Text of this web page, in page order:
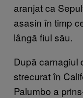
aranjat ca
asasin în timp
lângă fiul său.
După carnagiul
strecurat în
Palumbo a